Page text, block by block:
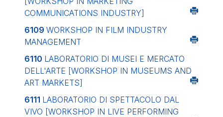
COMMUNICATIONS INDUSTRY]
6109 WORKSHOP IN FILM INDUSTRY
MANAGEMENT
6110 LABORATORIO DI MUSEI E MERCATO
DELL'ARTE [WORKSHOP IN MUSEUMS AND
ART MARKETS]
6111 LABORATORIO DI SPETTACOLO DAL
VIVO [WORKSHOP IN LIVE PERFORMING